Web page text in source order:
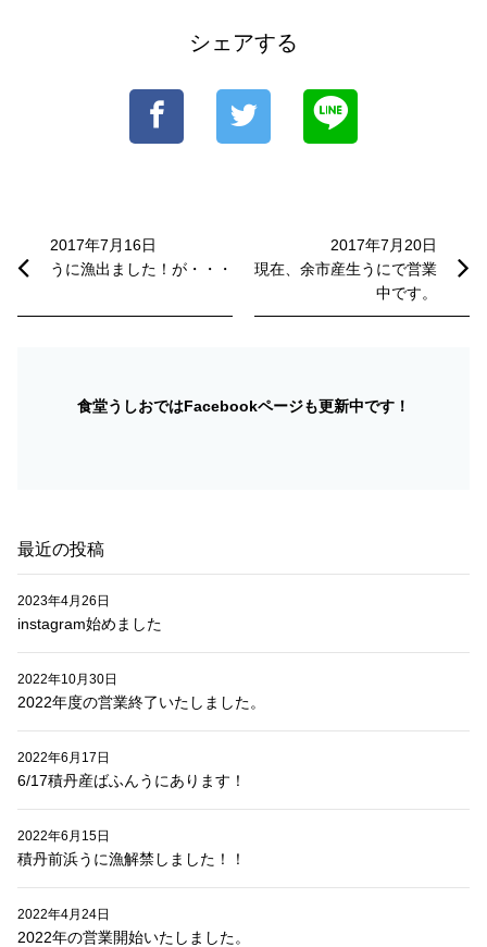
シェアする
ナ
ビ
2017年7月16日
うに漁出ました！が・・・
2017年7月20日
現在、余市産生うにで営業
中です。
食堂うしおではFacebookページも更新中です！
最近の投稿
instagram始めました
2023年4月26日
2022年度の営業終了いたしました。
2022年10月30日
6/17積丹産ばふんうにあります！
2022年6月17日
積丹前浜うに漁解禁しました！！
2022年6月15日
2022年の営業開始いたしました。
2022年4月24日